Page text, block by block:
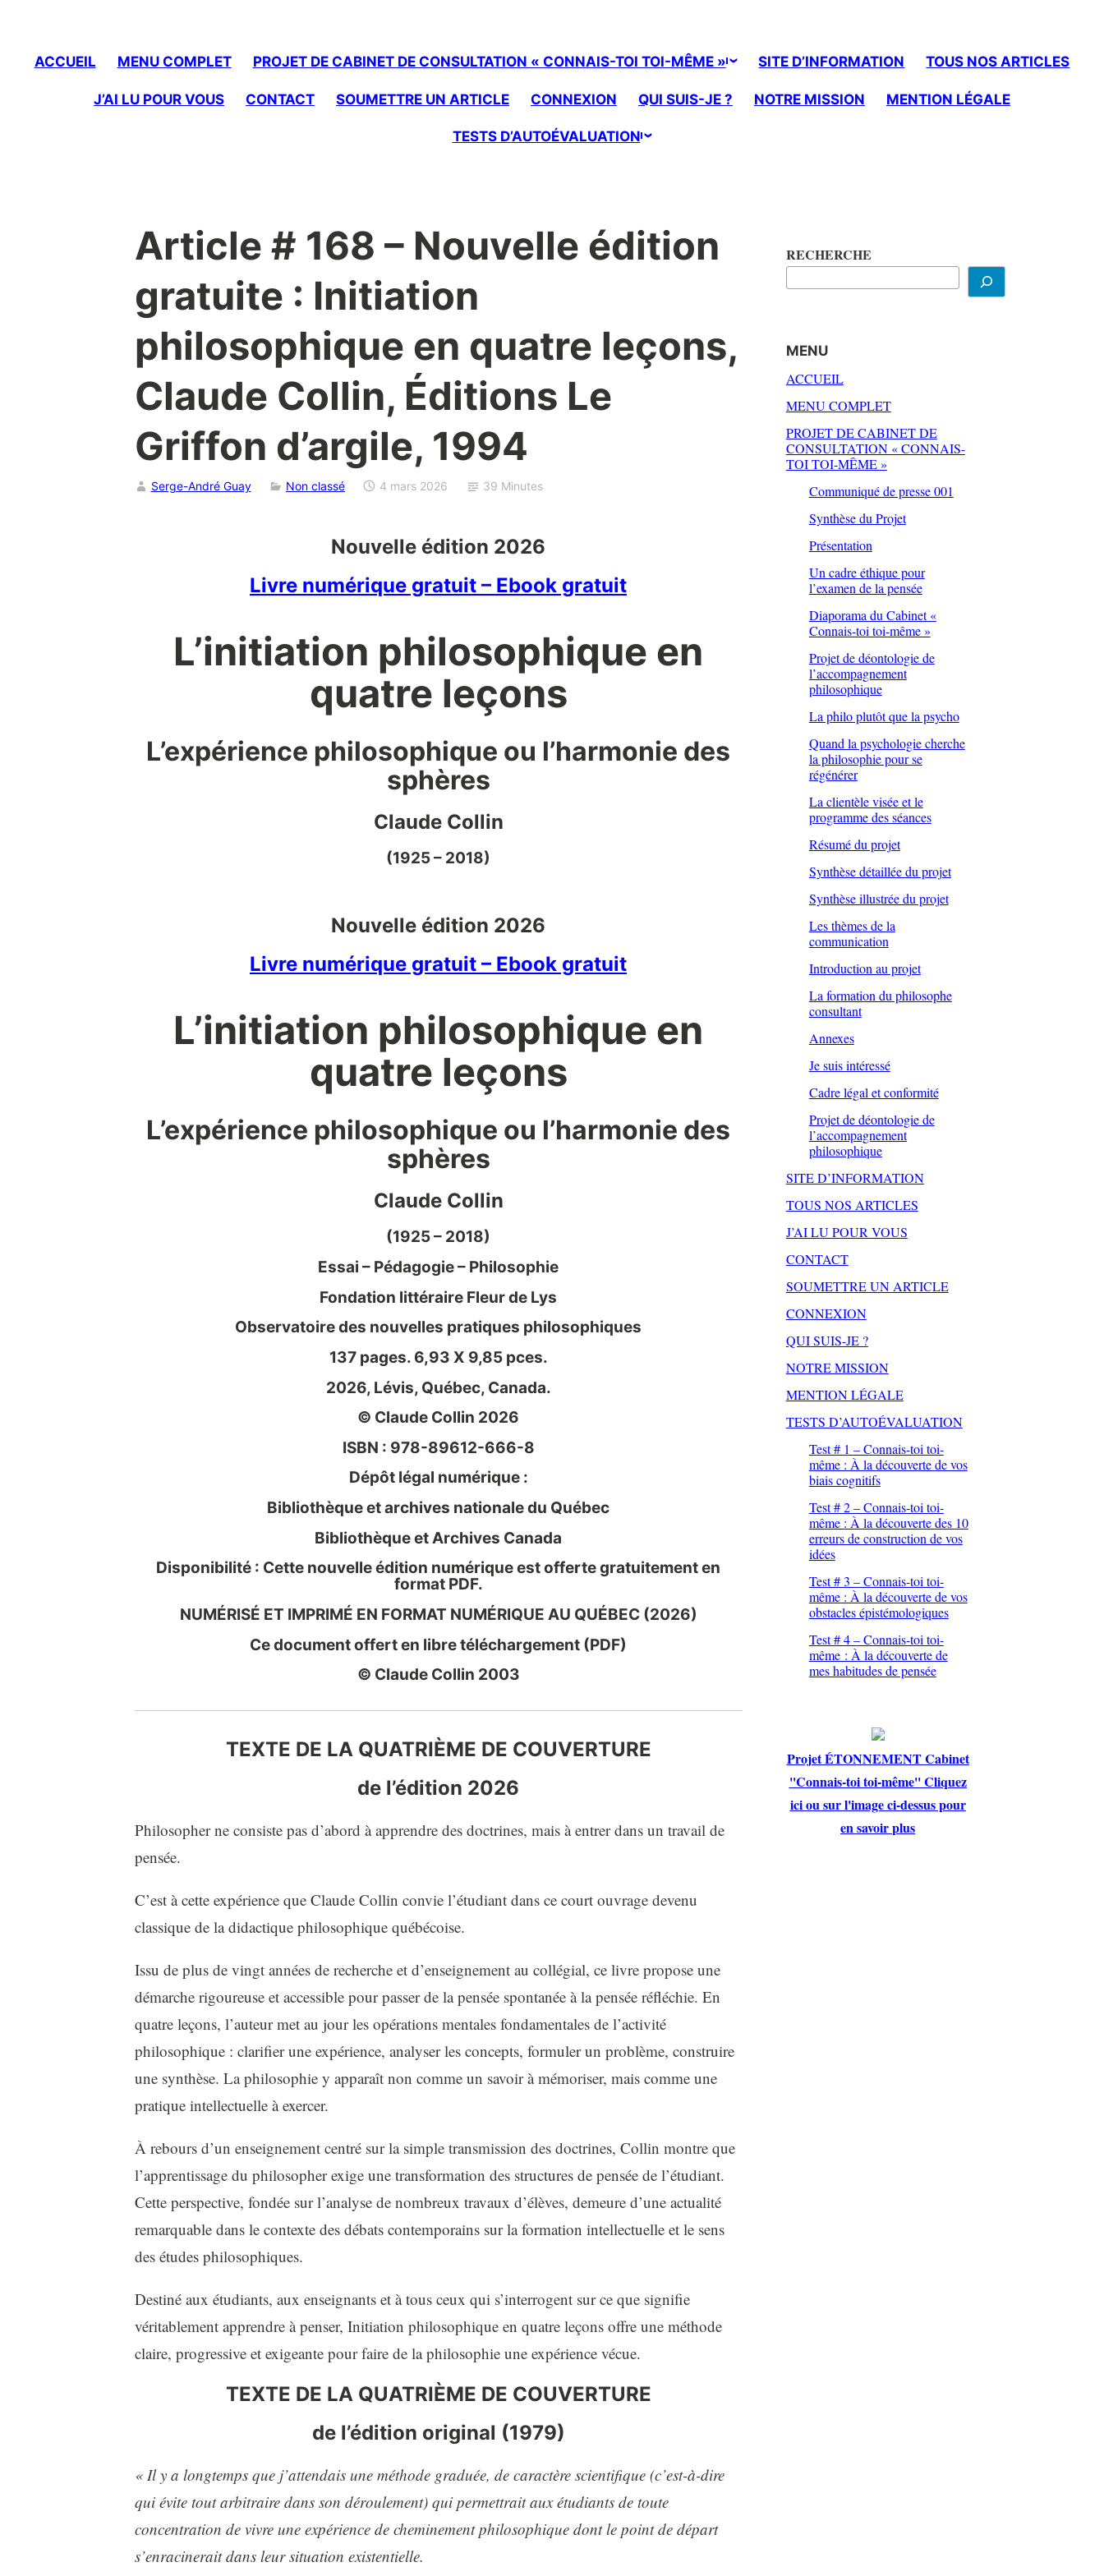
ACCUEIL MENU COMPLET PROJET DE CABINET DE CONSULTATION « CONNAIS-TOI TOI-MÊME » SITE D’INFORMATION TOUS NOS ARTICLES
J’AI LU POUR VOUS CONTACT SOUMETTRE UN ARTICLE CONNEXION QUI SUIS-JE ? NOTRE MISSION MENTION LÉGALE
TESTS D’AUTOÉVALUATION
Article # 168 – Nouvelle édition
gratuite : Initiation
philosophique en quatre leçons,
Claude Collin, Éditions Le
Griffon d’argile, 1994
Serge-André Guay Non classé 4 mars 2026 39 Minutes
Nouvelle édition 2026
Livre numérique gratuit – Ebook gratuit
L’initiation philosophique en
quatre leçons
L’expérience philosophique ou l’harmonie des
sphères
Claude Collin
(1925 – 2018)
Nouvelle édition 2026
Livre numérique gratuit – Ebook gratuit
L’initiation philosophique en
quatre leçons
L’expérience philosophique ou l’harmonie des
sphères
Claude Collin
(1925 – 2018)
Essai – Pédagogie – Philosophie
Fondation littéraire Fleur de Lys
Observatoire des nouvelles pratiques philosophiques
137 pages. 6,93 X 9,85 pces.
2026, Lévis, Québec, Canada.
© Claude Collin 2026
ISBN : 978-89612-666-8
Dépôt légal numérique :
Bibliothèque et archives nationale du Québec
Bibliothèque et Archives Canada
Disponibilité : Cette nouvelle édition numérique est offerte gratuitement en
format PDF.
NUMÉRISÉ ET IMPRIMÉ EN FORMAT NUMÉRIQUE AU QUÉBEC (2026)
Ce document offert en libre téléchargement (PDF)
© Claude Collin 2003
TEXTE DE LA QUATRIÈME DE COUVERTURE
de l’édition 2026
Philosopher ne consiste pas d’abord à apprendre des doctrines, mais à entrer dans un travail de
pensée.
C’est à cette expérience que Claude Collin convie l’étudiant dans ce court ouvrage devenu
classique de la didactique philosophique québécoise.
Issu de plus de vingt années de recherche et d’enseignement au collégial, ce livre propose une
démarche rigoureuse et accessible pour passer de la pensée spontanée à la pensée réfléchie. En
quatre leçons, l’auteur met au jour les opérations mentales fondamentales de l’activité
philosophique : clarifier une expérience, analyser les concepts, formuler un problème, construire
une synthèse. La philosophie y apparaît non comme un savoir à mémoriser, mais comme une
pratique intellectuelle à exercer.
À rebours d’un enseignement centré sur la simple transmission des doctrines, Collin montre que
l’apprentissage du philosopher exige une transformation des structures de pensée de l’étudiant.
Cette perspective, fondée sur l’analyse de nombreux travaux d’élèves, demeure d’une actualité
remarquable dans le contexte des débats contemporains sur la formation intellectuelle et le sens
des études philosophiques.
Destiné aux étudiants, aux enseignants et à tous ceux qui s’interrogent sur ce que signifie
véritablement apprendre à penser, Initiation philosophique en quatre leçons offre une méthode
claire, progressive et exigeante pour faire de la philosophie une expérience vécue.
TEXTE DE LA QUATRIÈME DE COUVERTURE
de l’édition original (1979)
« Il y a longtemps que j’attendais une méthode graduée, de caractère scientifique (c’est-à-dire
qui évite tout arbitraire dans son déroulement) qui permettrait aux étudiants de toute
concentration de vivre une expérience de cheminement philosophique dont le point de départ
s’enracinerait dans leur situation existentielle.
RECHERCHE
MENU
ACCUEIL
MENU COMPLET
PROJET DE CABINET DE
CONSULTATION « CONNAIS-
TOI TOI-MÊME »
Communiqué de presse 001
Synthèse du Projet
Présentation
Un cadre éthique pour
l’examen de la pensée
Diaporama du Cabinet «
Connais-toi toi-même »
Projet de déontologie de
l’accompagnement
philosophique
La philo plutôt que la psycho
Quand la psychologie cherche
la philosophie pour se
régénérer
La clientèle visée et le
programme des séances
Résumé du projet
Synthèse détaillée du projet
Synthèse illustrée du projet
Les thèmes de la
communication
Introduction au projet
La formation du philosophe
consultant
Annexes
Je suis intéressé
Cadre légal et conformité
Projet de déontologie de
l’accompagnement
philosophique
SITE D’INFORMATION
TOUS NOS ARTICLES
J’AI LU POUR VOUS
CONTACT
SOUMETTRE UN ARTICLE
CONNEXION
QUI SUIS-JE ?
NOTRE MISSION
MENTION LÉGALE
TESTS D’AUTOÉVALUATION
Test # 1 – Connais-toi toi-
même : À la découverte de vos
biais cognitifs
Test # 2 – Connais-toi toi-
même : À la découverte des 10
erreurs de construction de vos
idées
Test # 3 – Connais-toi toi-
même : À la découverte de vos
obstacles épistémologiques
Test # 4 – Connais-toi toi-
même : À la découverte de
mes habitudes de pensée
Projet ÉTONNEMENT Cabinet
''Connais-toi toi-même'' Cliquez
ici ou sur l'image ci-dessus pour
en savoir plus